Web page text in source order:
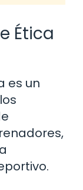
Ética
es un